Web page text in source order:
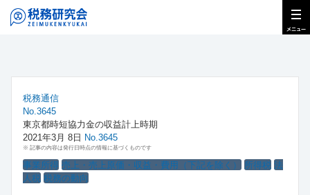
税務通信
No.3645
東京都時短協力金の収益計上時期
2021年3月 8日 No.3645
※ 記事の内容は発行日時点の情報に基づくものです
事業所得 売上・売上原価・収益・費用（下記を除く） 所得税 法
人税 税務の動向